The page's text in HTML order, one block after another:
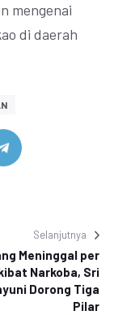
mengenai
di daerah
Selanjutnya
Meninggal per
Narkoba, Sri
Dorong Tiga
Pilar